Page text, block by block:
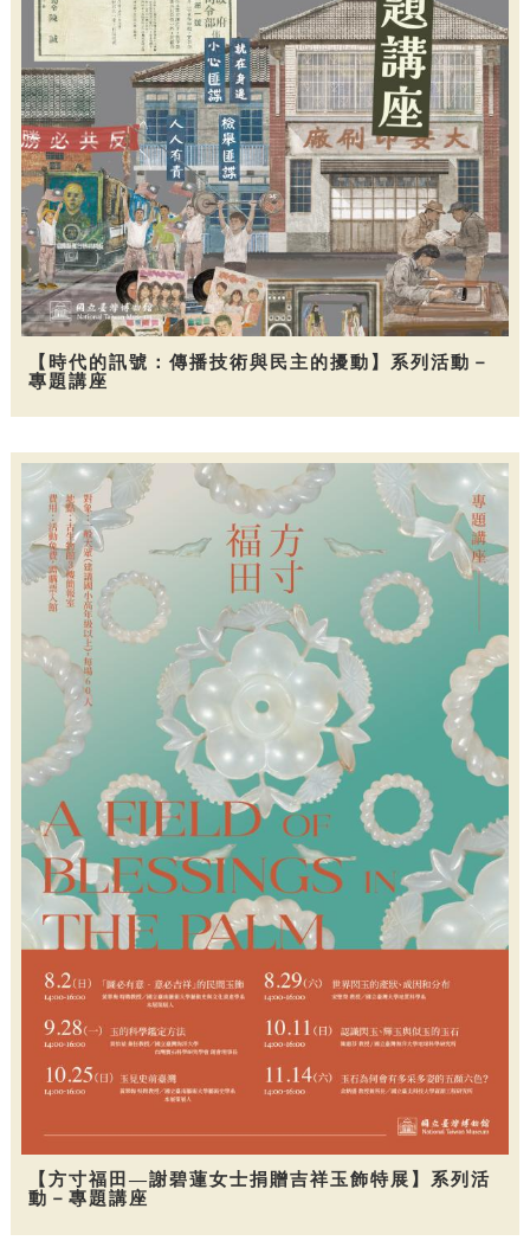
【時代的訊號：傳播技術與民主的擾動】系列活動－
專題講座
【方寸福田—謝碧蓮女士捐贈吉祥玉飾特展】系列活
動－專題講座